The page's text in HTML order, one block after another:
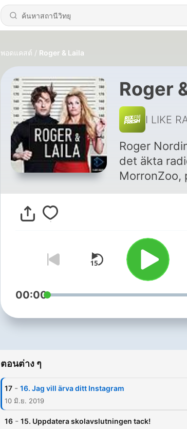
พอดแคสต์ Roger & Laila
Roger
I LIKE
Roger
det äkta
MorronZoo,
ärligt om
det som
största
att on-air-
I Roger och
vad som
00:00
ตอนต่าง ๆ
17 - 16. Jag vill ärva ditt Instagram
10 มิ.ย. 2019
16 - 15. Uppdatera skolavslutningen tack!